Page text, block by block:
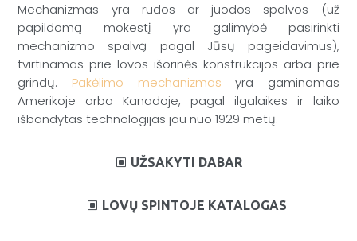
Mechanizmas yra rudos ar juodos spalvos (už
papildomą mokestį yra galimybė pasirinkti
mechanizmo spalvą pagal Jūsų pageidavimus),
tvirtinamas prie lovos išorinės konstrukcijos arba prie
grindų. Pakėlimo mechanizmas yra gaminamas
Amerikoje arba Kanadoje, pagal ilgalaikes ir laiko
išbandytas technologijas jau nuo 1929 metų.
UŽSAKYTI DABAR
LOVŲ SPINTOJE KATALOGAS